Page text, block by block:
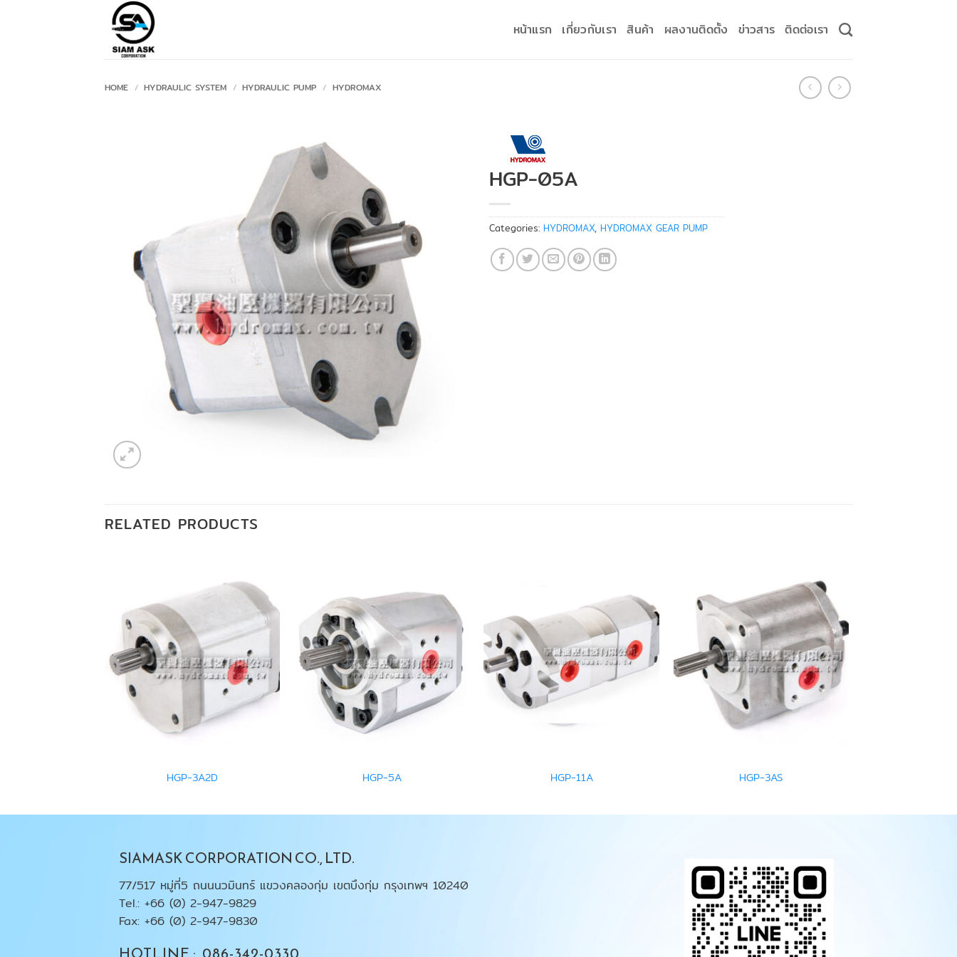
หน้าแรก เกี่ยวกับเรา สินค้า ผลงานติดตั้ง ข่าวสาร ติดต่อเรา
HOME / HYDRAULIC SYSTEM / HYDRAULIC PUMP / HYDROMAX
HGP-05A
Categories: HYDROMAX, HYDROMAX GEAR PUMP
RELATED PRODUCTS
HGP-3A2D HGP-5A HGP-11A HGP-3AS
SIAMASK CORPORATION CO., LTD.
77/517 หมู่ที่5 ถนนนวมินทร์ แขวงคลองกุ่ม เขตบึงกุ่ม กรุงเทพฯ 10240
Tel.: +66 (0) 2-947-9829
Fax: +66 (0) 2-947-9830